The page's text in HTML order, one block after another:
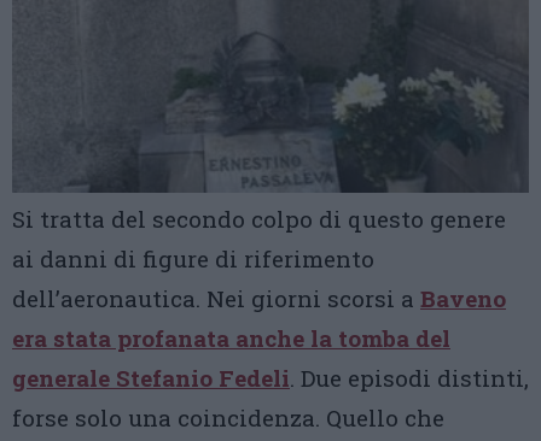
Si tratta del secondo colpo di questo genere
ai danni di figure di riferimento
dell’aeronautica. Nei giorni scorsi a Baveno
era stata profanata anche la tomba del
generale Stefanio Fedeli. Due episodi distinti,
forse solo una coincidenza. Quello che